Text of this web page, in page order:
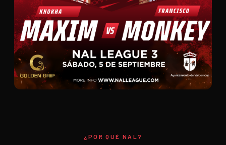
¿POR QUÉ NAL?